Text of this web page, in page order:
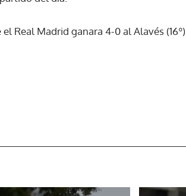
Real Madrid ganara 4-0 al Alavés (16º).